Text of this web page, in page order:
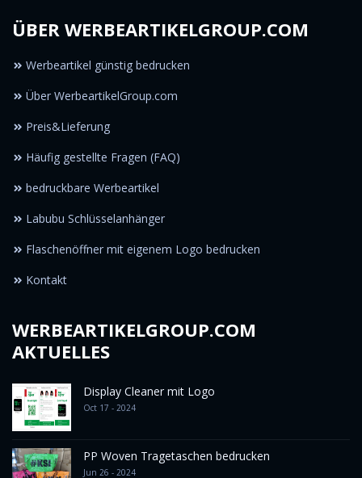
ÜBER WERBEARTIKELGROUP.COM
Werbeartikel günstig bedrucken
Über WerbeartikelGroup.com
Preis&Lieferung
Häufig gestellte Fragen (FAQ)
bedruckbare Werbeartikel
Labubu Schlüsselanhänger
Flaschenöffner mit eigenem Logo bedrucken
Kontakt
WERBEARTIKELGROUP.COM
AKTUELLES
Display Cleaner mit Logo
Oct 17 - 2024
PP Woven Tragetaschen bedrucken
Jun 26 - 2024